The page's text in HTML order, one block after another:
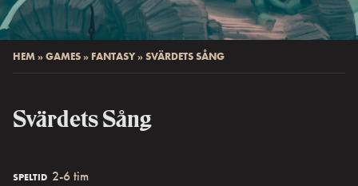
HEM»GAMES» FANTASY»SVÄRDETS SÅNG
Svärdets Sång
SPELTID 2-6 tim